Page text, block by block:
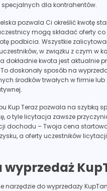
specjalnych dla kontrahentów.
pozwala Ci określić kwotę
mogą składać oferty
podbicia. Wszystkie
w związku z czym w
dokładnie kwota jest aktualnie
doskonały sposób na
środków trwałych w firmie
Kup Teraz pozwala na szybką
o tyle licytacja zawsze
dochodu – Twoja cena
a oferty uczestników
wyprzedaż
narzędzie do wyprzedaży